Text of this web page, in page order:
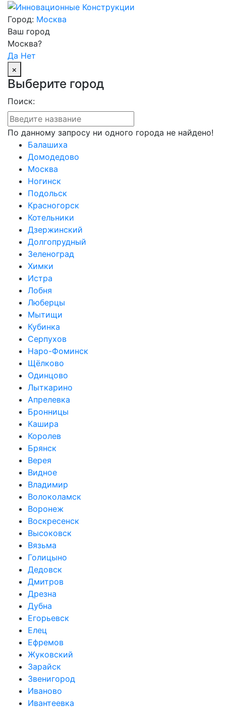
Город: Москва
Ваш город
Москва?
Да Нет
×
Выберите город
Поиск:
По данному запросу ни одного города не найдено!
Балашиха
Домодедово
Москва
Ногинск
Подольск
Красногорск
Котельники
Дзержинский
Долгопрудный
Зеленоград
Химки
Истра
Лобня
Люберцы
Мытищи
Кубинка
Серпухов
Наро-Фоминск
Щёлково
Одинцово
Лыткарино
Апрелевка
Бронницы
Кашира
Королев
Брянск
Верея
Видное
Владимир
Волоколамск
Воронеж
Воскресенск
Высоковск
Вязьма
Голицыно
Дедовск
Дмитров
Дрезна
Дубна
Егорьевск
Елец
Ефремов
Жуковский
Зарайск
Звенигород
Иваново
Ивантеевка